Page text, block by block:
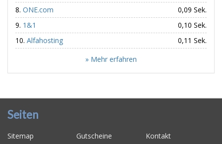
ONE.com
0,09 Sek.
1&1
0,10 Sek.
Alfahosting
0,11 Sek.
» Mehr erfahren
Seiten
Sitemap Gutscheine
Kontakt